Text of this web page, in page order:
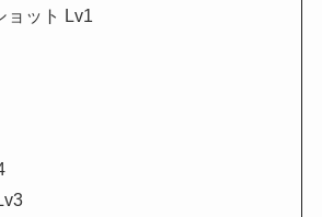
ョット Lv1